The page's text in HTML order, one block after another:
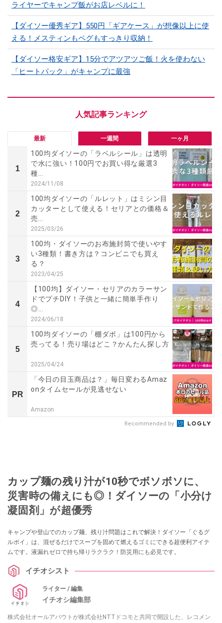
ライヤーでキャンプ飯がお店レベルに！
【ダイソー優秀ギア】550円「ギアケース」が想像以上に使
える！メスティンもペグもすっきり収納！
【ダイソー格安ギア】15分でアツアツご飯！火を使わない
「ヒートパック」がキャンプに最強
最新 一週間 一ヶ月
1
100均ダイソーの「ラベルシール」は透明
で水に強い！100円でお買い得な厳選3
種...
2024/11/08
2
100均ダイソーの「ルレット」はミシン目
カッターとして使える！セリアとの価格＆
売...
2025/03/26
3
100均・ダイソーのお布施封筒で使いやす
い3種類！書き方は？コンビニでも買え
る？
2023/04/25
4
【100均】ダイソー・セリアのカラーサン
ドでプチDIY！子供と一緒に簡単手作り
◎...
2024/06/18
5
100均ダイソーの「棚ダボ」は100円から
売ってる！売り場はどこ？かんたん探し方
2025/04/24
PR
「今日の目玉商品は？」毎日変わるAmaz
onタイムセールが見逃せない
Amazon
Recommended by
カップ麺の残り汁が10秒でボソボソに、
災害時の備えにも◎！ダイソーの「小分け
凝固剤」が超優秀
キャンプや登山でのカップ麺、残り汁問題はこれで解決！ダイソー「ぐるグ
ルポイ」は、混ぜるだけでスープを固めて燃えるゴミにできる超便利アイテ
ムです。液漏れゼロで持ち帰りラクラク！防災用にも必見です。
イチオシスト
ライター / 編集
イチオシ編集部
株式会社オールアバウトが株式会社NTTドコモと共同で開設した、レコメン